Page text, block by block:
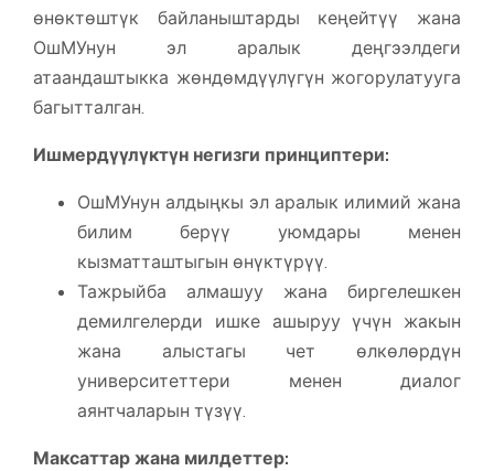
өнөктөштүк байланыштарды кеңейтүү жана
ОшМУнун эл аралык деңгээлдеги
атаандаштыкка жөндөмдүүлүгүн жогорулатууга
багытталган.
Ишмердүүлүктүн негизги принциптери:
ОшМУнун алдыңкы эл аралык илимий жана
билим берүү уюмдары менен
кызматташтыгын өнүктүрүү.
Тажрыйба алмашуу жана биргелешкен
демилгелерди ишке ашыруу үчүн жакын
жана алыстагы чет өлкөлөрдүн
университеттери менен диалог
аянтчаларын түзүү.
Максаттар жана милдеттер: